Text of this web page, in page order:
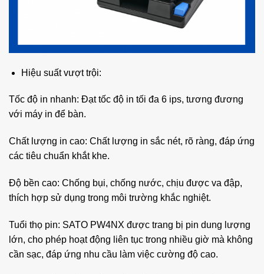
Hiệu suất vượt trội:
Tốc độ in nhanh: Đạt tốc độ in tối đa 6 ips, tương đương
với máy in để bàn.
Chất lượng in cao: Chất lượng in sắc nét, rõ ràng, đáp ứng
các tiêu chuẩn khắt khe.
Độ bền cao: Chống bụi, chống nước, chịu được va đập,
thích hợp sử dụng trong môi trường khắc nghiệt.
Tuổi thọ pin: SATO PW4NX được trang bị pin dung lượng
lớn, cho phép hoạt động liên tục trong nhiều giờ mà không
cần sạc, đáp ứng nhu cầu làm việc cường độ cao.